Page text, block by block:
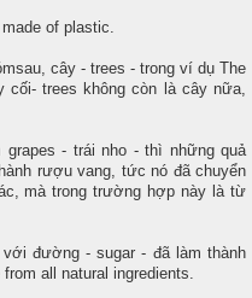
of plastic.
cây - trees - trong ví dụ The
cối- trees không còn là cây nữa,
- trái nho - thì những quả
rượu vang, tức nó đã chuyển
mà trong trường hợp này là từ
đường - sugar - đã làm thành
all natural ingredients.